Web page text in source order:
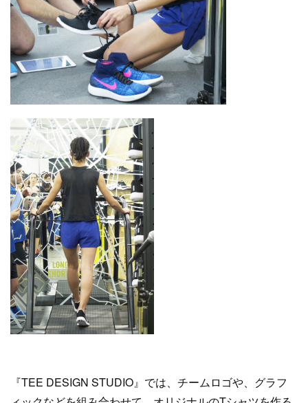
『TEE DESIGN STUDIO』では、チームロゴや、グラフ